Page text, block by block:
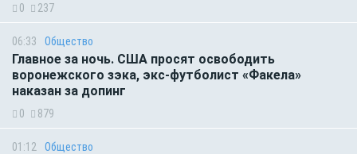
0 237
06:33 Общество
Главное за ночь. CША просят освободить
воронежского зэка, экс-футболист «Факела»
наказан за допинг
0 879
01:12 Общество